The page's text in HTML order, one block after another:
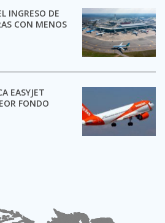
INGRESO DE
CON MENOS
EASYJET
FONDO